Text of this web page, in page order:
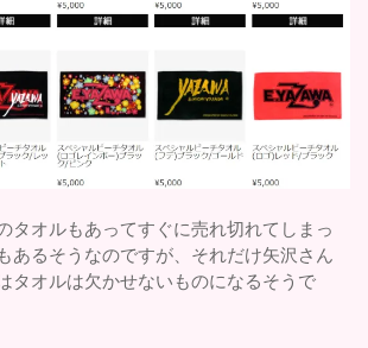
タオルもあってすぐに売れ切れてしまっ
あるそうなのですが、それだけ矢沢さん
タオルは欠かせないものになるそうで